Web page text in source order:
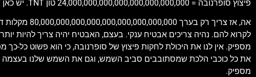
פיצוץ סופרנובה = 24,000,000,000,000,000,000,000,000 טון TNT. יש כאן 27 אפסים.
לקרוא להם. נהיה צריכים אבטיח ענקי. בעצם, האבטיח יהיה צריך להיות
מספיק. אין לנו את היכולת לחקות פיצוץ של סופרנובה, כי הוא פשוט כל-
את כל כוכבי הלכת שמסתובבים סביב השמש, וגם את השמש שלנו בעצמה –
מספיק.